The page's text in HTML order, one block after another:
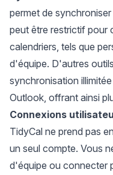
permet de
peut être restrictif pour
calendriers, tels que
d'équipe. D'autres
synchronisation
Outlook, offrant ainsi
Connexions
TidyCal ne prend pas
un seul compte. Vous
d'équipe ou connecter